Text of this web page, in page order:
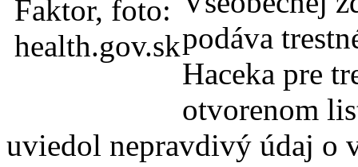
podáva
Haceka pre
otvorenom
uviedol nepravdivý údaj o